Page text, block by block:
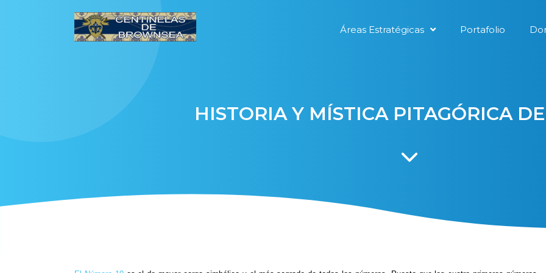
Áreas Estratégicas Portafolio
HISTORIA Y MÍSTICA PITAGÓRICA